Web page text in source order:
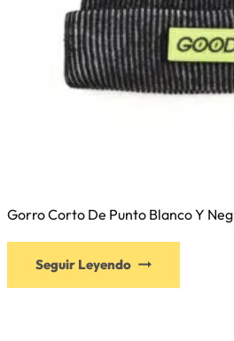
Gorro Corto De Punto Blanco Y
Seguir Leyendo